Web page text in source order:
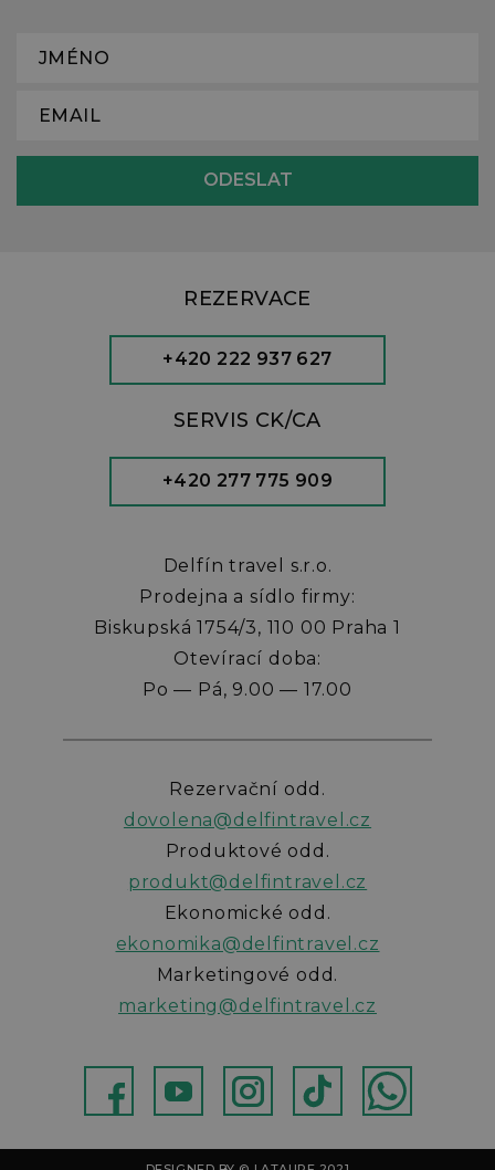
REZERVACE
+420 222 937 627
SERVIS CK/CA
+420 277 775 909
Delfín travel s.r.o.
Prodejna a sídlo firmy:
Biskupská 1754/3, 110 00 Praha 1
Otevírací doba:
Po — Pá, 9.00 — 17.00
Rezervační odd.
dovolena@delfintravel.cz
Produktové odd.
produkt@delfintravel.cz
Ekonomické odd.
ekonomika@delfintravel.cz
Marketingové odd.
marketing@delfintravel.cz
InstagramTikTokWhatsApp